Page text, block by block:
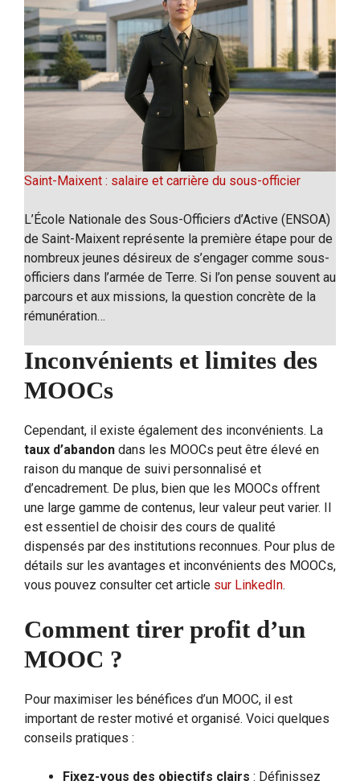
Saint-Maixent : salaire et carrière du sous-officier
L’École Nationale des Sous-Officiers d’Active (ENSOA)
de Saint-Maixent représente la première étape pour de
nombreux jeunes désireux de s’engager comme sous-
officiers dans l’armée de Terre. Si l’on pense souvent au
parcours et aux missions, la question concrète de la
rémunération…
Inconvénients et limites des
MOOCs
Cependant, il existe également des inconvénients. La
taux d’abandon dans les MOOCs peut être élevé en
raison du manque de suivi personnalisé et
d’encadrement. De plus, bien que les MOOCs offrent
une large gamme de contenus, leur valeur peut varier. Il
est essentiel de choisir des cours de qualité
dispensés par des institutions reconnues. Pour plus de
détails sur les avantages et inconvénients des MOOCs,
vous pouvez consulter cet article sur LinkedIn.
Comment tirer profit d’un
MOOC ?
Pour maximiser les bénéfices d’un MOOC, il est
important de rester motivé et organisé. Voici quelques
conseils pratiques :
Fixez-vous des objectifs clairs : Définissez